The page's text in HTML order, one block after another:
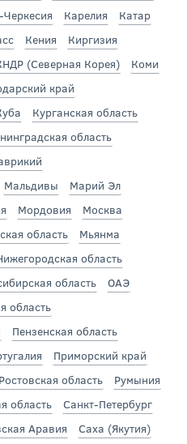
Карелия
Катар
Кения
Киргизия
(Северная Корея)
Коми
край
Курганская область
область
Мальдивы
Марий Эл
Мордовия
Москва
область
Мьянма
область
область
ОАЭ
область
Пензенская область
Приморский край
Ростовская область
Румыния
область
Санкт-Петербург
Аравия
Саха (Якутия)